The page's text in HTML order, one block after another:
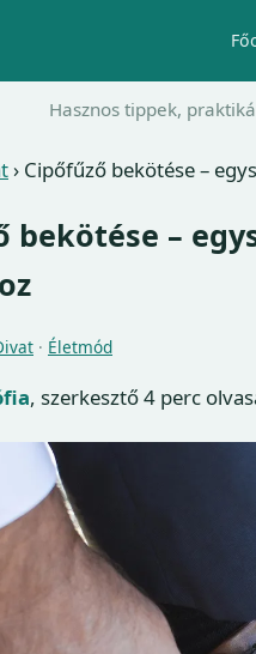
Hasznos tippek,
› Cipőfűző bekötése –
bekötése –
· Életmód
, szerkesztő4 perc